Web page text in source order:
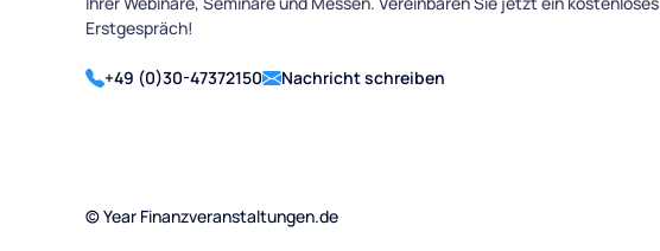
Erstgespräch!
+49 (0)30-47372150 Nachricht schreiben
©Year Finanzveranstaltungen.de